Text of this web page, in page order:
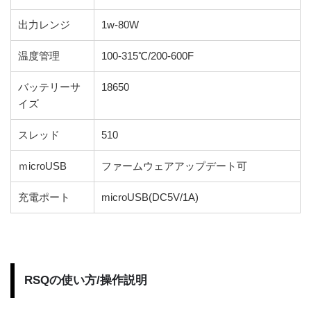
出力レンジ 1w-80W
温度管理 100-315℃/200-600F
バッテリーサ
イズ
18650
スレッド 510
ｍicroUSB ファームウェアアップデート可
充電ポート microUSB(DC5V/1A)
RSQの使い方/操作説明